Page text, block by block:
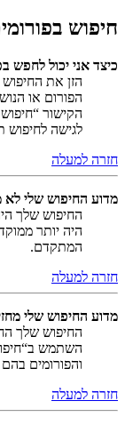
חיפוש
כיצד אני יכול לחפש
הזן את
הפורום או
הקישור
לגישה לחיפוש
חזרה למעלה
מדוע החיפוש שלי לא
החיפוש שלך
היה יותר
המתקדם.
חזרה למעלה
מדוע החיפוש שלי
החיפוש שלך
השתמש
והפורומים
חזרה למעלה